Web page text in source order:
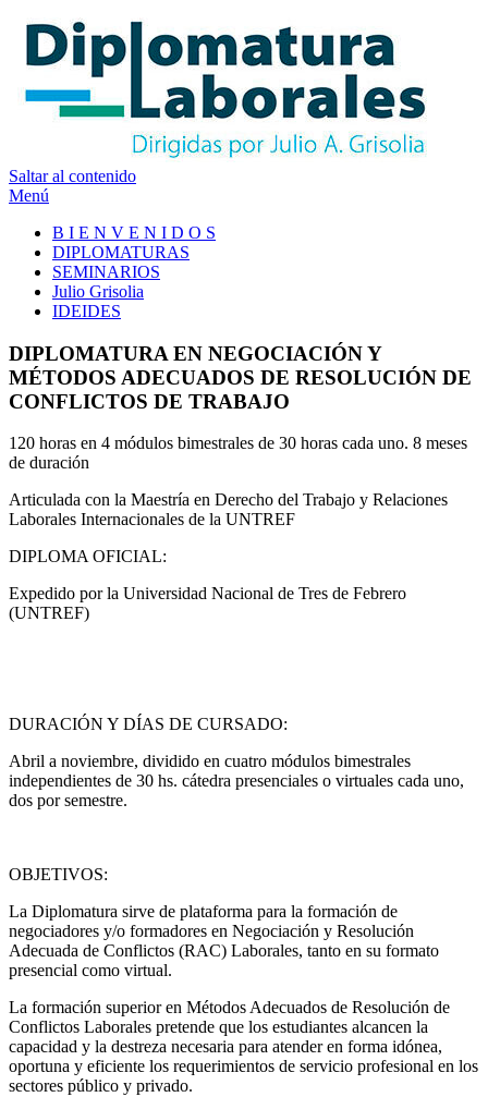
Saltar al contenido
Menú
B I E N V E N I D O S
DIPLOMATURAS
SEMINARIOS
Julio Grisolia
IDEIDES
DIPLOMATURA EN NEGOCIACIÓN Y
MÉTODOS ADECUADOS DE RESOLUCIÓN DE
CONFLICTOS DE TRABAJO
120 horas en 4 módulos bimestrales de 30 horas cada uno. 8 meses
de duración
Articulada con la Maestría en Derecho del Trabajo y Relaciones
Laborales Internacionales de la UNTREF
DIPLOMA OFICIAL:
Expedido por la Universidad Nacional de Tres de Febrero
(UNTREF)
DURACIÓN Y DÍAS DE CURSADO:
Abril a noviembre, dividido en cuatro módulos bimestrales
independientes de 30 hs. cátedra presenciales o virtuales cada uno,
dos por semestre.
OBJETIVOS:
La Diplomatura sirve de plataforma para la formación de
negociadores y/o formadores en Negociación y Resolución
Adecuada de Conflictos (RAC) Laborales, tanto en su formato
presencial como virtual.
La formación superior en Métodos Adecuados de Resolución de
Conflictos Laborales pretende que los estudiantes alcancen la
capacidad y la destreza necesaria para atender en forma idónea,
oportuna y eficiente los requerimientos de servicio profesional en los
sectores público y privado.